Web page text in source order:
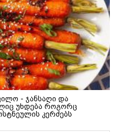
- ჯანსაღი და
უხდება როგორც
კერძებს